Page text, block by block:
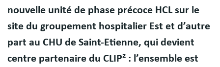
nouvelle unité de phase précoce HCL sur le
site du groupement hospitalier Est et d’autre
part au CHU de Saint-Etienne, qui devient
centre partenaire du CLIP² : l’ensemble est